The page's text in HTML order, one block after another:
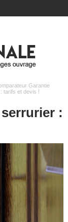
Garantie
tarifs et devis !
: